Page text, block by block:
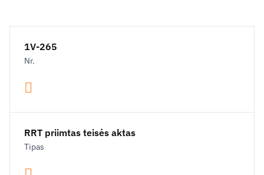
1V-265
Nr.
RRT priimtas teisės aktas
Tipas